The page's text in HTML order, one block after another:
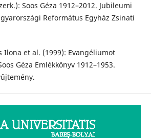
Soos Géza 1912–2012. Jubileumi
Református Egyház Zsinati
Ilona et al. (1999): Evangéliumot
Géza Emlékkönyv 1912–1953.